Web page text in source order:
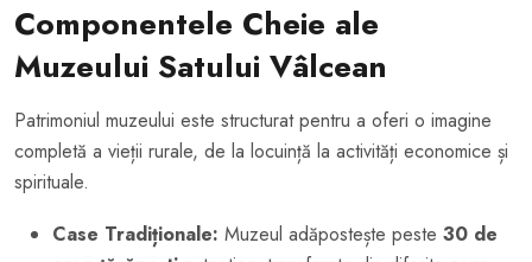
Componentele Cheie ale
Muzeului Satului Vâlcean
Patrimoniul muzeului este structurat pentru a oferi o imagine
completă a vieții rurale, de la locuință la activități economice și
spirituale.
Case Tradiționale: Muzeul adăpostește peste 30 de